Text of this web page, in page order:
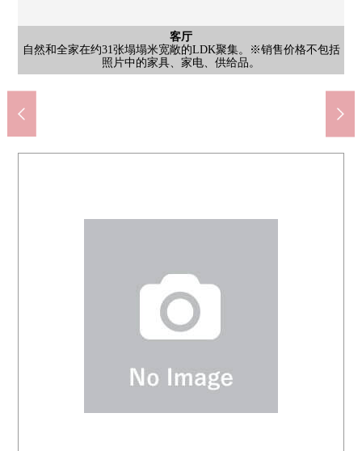
客厅
自然和全家在约31张塌塌米宽敞的LDK聚集。※销售价格不包括
照片中的家具、家电、供给品。
客厅
对客餐厅部分从脚下啪嚓啪嚓热的地板暖气被设置。冷的季节舒
适地是舒畅，能要的住空間。※销售价格不包括照片中的家具、
家电、供给品。
厨房
有炉子效率好会烹调的烤炉的3份煤气灶。因为是无吊戸棚的开放
式厨房一下子切所以，能瞭望客厅。
厨房
有炉子效率好会烹调的烤炉的3份煤气灶。因为是无吊戸棚的开放
式厨房一下子切所以，能瞭望客厅。
外观
44层的免震构造Tower Mansion。宠物饲养可(规章有)。
风景
面朝东的风景能观察有希望Grand Green大阪的开放感觉的风景。
厨房
柜台被在厨房背面设立，小型的家电场地或者配餐时的临时堆放
处在多用途可以使用。
洗脸
可以使用的舒适在复数人是某一个面积，并且家族往来的忙的时
间段的打扮顺利。盥洗台下边正设有收纳，能收藏电吹风机或者
化妆品
公共汽车
被在宽大的镜子感到纵深的浴室。为放浴缸盖地方被确保空间变
得不狭窄，并且能舒适地使用
厕所
简单，时尚的无水箱马桶。具有独立的洗手柜台，能收藏卫生纸
的存货或者打扫用品。好像能装饰室内装饰杂货。
卧室
为即使列举双人床以及2张单人床，放也过道能确保的面积，是也
容易作为卧室使用的房间。
卧室
同阳台邻接的西式房间。具有能充分收藏的WIC。
西式房间
是容易把室内装饰的搭配换成的简单的装修设计。根据爱好以及
嗜好，可以享受各随己愿的房间的建设。
收纳
有衣架管子，戴西服，能保管。能把包的小东西类收藏在上部的
搁板。
收纳
是有有衣架管子的纵深的WIC。高尔夫球袋或者旅行箱非常便于
大的行李的收纳场所。
门口
能充分收藏鞋的门口收纳被具有，好像能和感觉清醒保持门口。
是柜台部分装饰钥匙盒场以及小东西，能给门口上色的空白。
客厅
自然和全家在约31张塌塌米宽敞的LDK聚集。※销售价格不包括
照片中的家具、家电、供给品。
客厅
即使放餐桌也很充裕，室内装饰的宽度拓宽。※销售价格不包括
照片中的家具、家电、供给品。
客厅
家族聚集的LDK面向东南的，并且光照良好。地板暖气被对LDK
部分设置。※销售价格不包括照片中的家具、家电、供给品。
入口
也作为等候地方可以灵活使用开口部被大大地设定的大厅入口。
入口
健身沙龙·所有者休息室在共用设施上相同，能和重要的客人一起
不仅家族而且共有富裕的时间。
入口
因为是防盗门所以甚至安全面放心。
入口
是时尚的设计的入口。具有防止可疑者或者推销员建筑物里进入
的防盗门。
入口
是把居民的回来温暖地在优雅接来的入口。
其他当地
有智能快递柜，也能不在时收到行李。
入口
入口
外观
外观
福岛站(JR西日本大阪环状线)(约660m)
步行9分钟
阪急绿洲大淀南商店(约190m)
步行3分钟
Maxvalu特快西梅田商店(约580m)
步行8分钟
7-Eleven大阪大淀南1丁目商店(约180m)
步行3分钟
大阪大淀中的邮局(约360m)
步行5分钟
大阪市立大淀小学(约680m)
步行9分钟
大阪市立大淀中的学校(约180m)
步行3分钟